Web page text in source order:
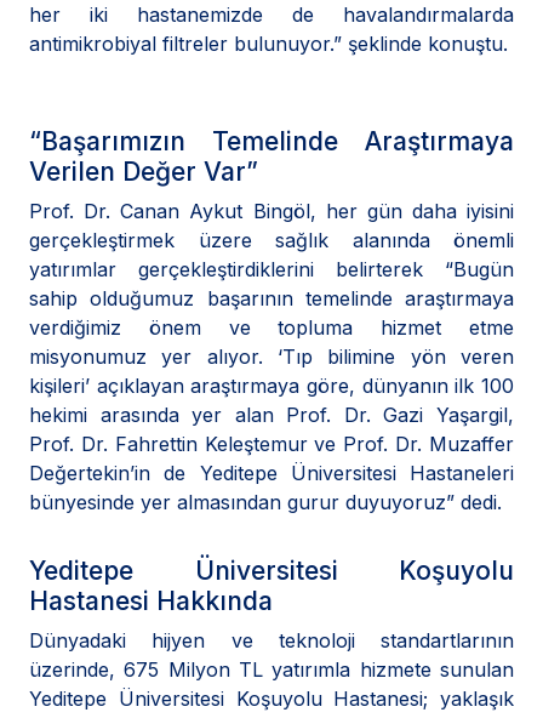
her iki hastanemizde de havalandırmalarda
antimikrobiyal filtreler bulunuyor.” şeklinde konuştu.
“Başarımızın Temelinde Araştırmaya
Verilen Değer Var”
Prof. Dr. Canan Aykut Bingöl, her gün daha iyisini
gerçekleştirmek üzere sağlık alanında önemli
yatırımlar gerçekleştirdiklerini belirterek “Bugün
sahip olduğumuz başarının temelinde araştırmaya
verdiğimiz önem ve topluma hizmet etme
misyonumuz yer alıyor. ‘Tıp bilimine yön veren
kişileri’ açıklayan araştırmaya göre, dünyanın ilk 100
hekimi arasında yer alan Prof. Dr. Gazi Yaşargil,
Prof. Dr. Fahrettin Keleştemur ve Prof. Dr. Muzaffer
Değertekin’in de Yeditepe Üniversitesi Hastaneleri
bünyesinde yer almasından gurur duyuyoruz” dedi.
Yeditepe Üniversitesi Koşuyolu
Hastanesi Hakkında
Dünyadaki hijyen ve teknoloji standartlarının
üzerinde, 675 Milyon TL yatırımla hizmete sunulan
Yeditepe Üniversitesi Koşuyolu Hastanesi; yaklaşık